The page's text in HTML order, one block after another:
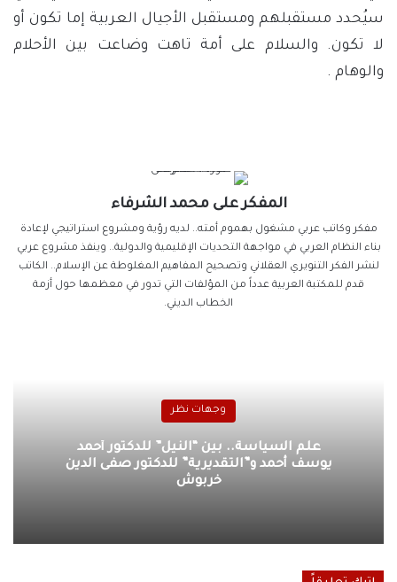
سيُحدد مستقبلهم ومستقبل الأجيال العربية إما تكون أو
لا تكون. والسلام على أمة تاهت وضاعت بين الأحلام
والوهام .
المفكر على محمد الشرفاء
مفكر وكاتب عربي مشغول بهموم أمته.. لديه رؤية ومشروع استراتيجي لإعادة
بناء النظام العربي في مواجهة التحديات الإقليمية والدولية.. وينفذ مشروع عربي
لنشر الفكر التنويري العقلاني وتصحيح المفاهيم المغلوطة عن الإسلام.. الكاتب
قدم للمكتبة العربية عدداً من المؤلفات التي تدور في معظمها حول أزمة
الخطاب الديني.
وجهات نظر
علم السياسة.. بين “النيل” للدكتور أحمد
يوسف أحمد و”التقديرية” للدكتور صفى الدين
خربوش